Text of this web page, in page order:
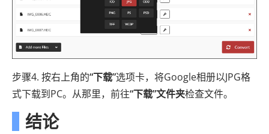
步骤4. 按右上角的“下载”选项卡，将Google相册以JPG格
式下载到PC。从那里，前往“下载”文件夹检查文件。
结论